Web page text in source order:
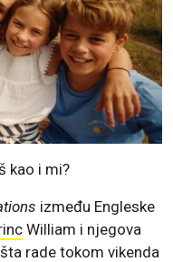
kao i mi?
između Engleske
William i njegova
rade tokom vikenda